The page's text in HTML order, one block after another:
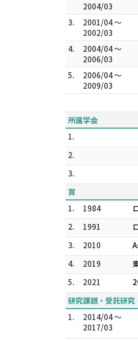
2004/03
3.
2001/04 ～
2002/03
4.
2004/04 ～
2006/03
5.
2006/04 ～
2009/03
所属学会
1.
2.
3.
賞
1.
1984
2.
1991
3.
2010
4.
2019
5.
2021
研究課題・受託研究
1.
2014/04 ～
2017/03